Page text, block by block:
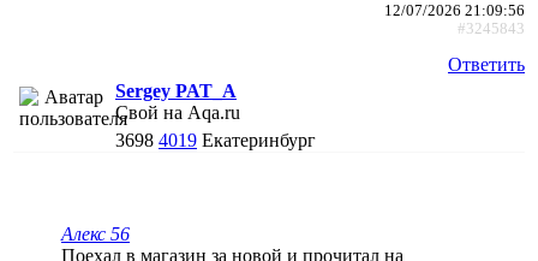
12/07/2026 21:09:56
#3245843
Ответить
Sergey PAT_A
Свой на Aqa.ru
3698 4019 Екатеринбург
Алекс 56
Поехал в магазин за новой и прочитал на